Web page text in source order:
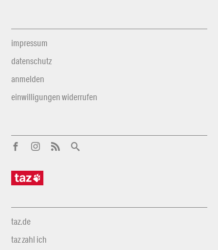
impressum
datenschutz
anmelden
einwilligungen widerrufen
taz.de
taz zahl ich